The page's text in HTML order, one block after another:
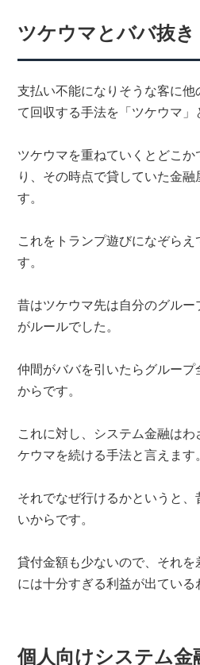
ツケウマとババ抜き
支払い不能になりそうな客に
て回収する手法を「ツケウマ」
ツケウマを重ねていくとどこ
り、その時点で貸していた金融
す。
これをトランプ遊びになぞらえ
す。
昔はツケウマ先は自分のグル
がルールでした。
仲間がババを引いたらグルー
からです。
これに対し、システム金融は
ケウマを続ける手法と言えます。
それでなぜ行けるかというと
いからです。
貸付金額も少ないので、それ
には十分すぎる利益が出ている
個人向けシステム金